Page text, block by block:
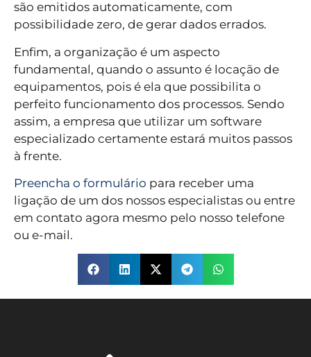
são emitidos automaticamente, com
possibilidade zero, de gerar dados errados.
Enfim, a organização é um aspecto
fundamental, quando o assunto é locação de
equipamentos, pois é ela que possibilita o
perfeito funcionamento dos processos. Sendo
assim, a empresa que utilizar um software
especializado certamente estará muitos passos
à frente.
Preencha o formulário para receber uma
ligação de um dos nossos especialistas ou entre
em contato agora mesmo pelo nosso telefone
ou e-mail.